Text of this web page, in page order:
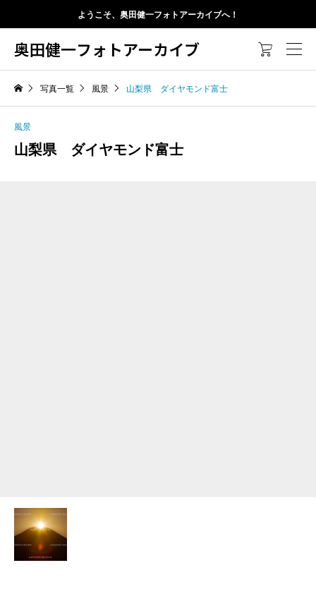
ようこそ、奥田健一フォトアーカイブへ！
奥田健一フォトアーカイブ 
写真一覧 風景 山梨県 ダイヤモンド富士
風景
山梨県 ダイヤモンド富士